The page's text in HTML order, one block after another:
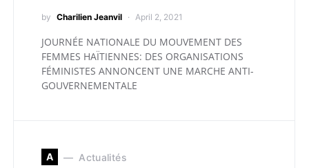
by Charilien Jeanvil April 2, 2021
JOURNÉE NATIONALE DU MOUVEMENT DES
FEMMES HAÏTIENNES: DES ORGANISATIONS
FÉMINISTES ANNONCENT UNE MARCHE ANTI-
GOUVERNEMENTALE
A Actualités